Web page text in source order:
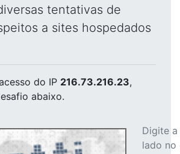
tentativas de
a sites hospedados
do IP 216.73.216.23,
abaixo.
Digite
lado no